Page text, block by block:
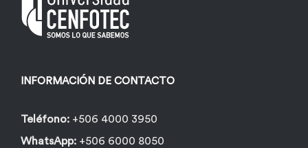
pueden
elegir
la
de
producto
INFORMACIÓN DE CONTACTO
Teléfono: +506 4000 3950
WhatsApp: +506 6000 8050